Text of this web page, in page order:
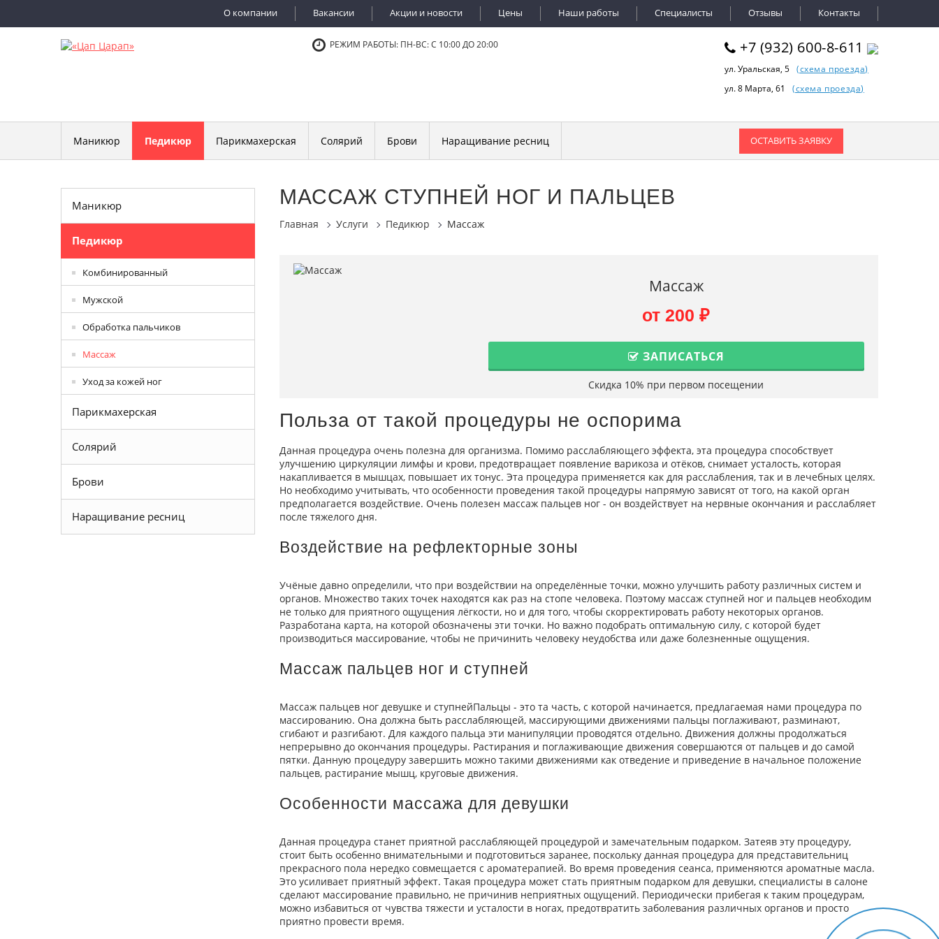
О компании Вакансии Акции и новости Цены Наши работы Специалисты Отзывы Контакты
+7 (932) 600-8-611
ул. Уральская, 5 (схема проезда)
ул. 8 Марта, 61
(схема проезда)
РЕЖИМ РАБОТЫ: ПН-ВС: С 10:00 ДО 20:00
ОСТАВИТЬ ЗАЯВКУ
Маникюр Педикюр Парикмахерская Солярий Брови Наращивание ресниц
МАССАЖ СТУПНЕЙ НОГ И ПАЛЬЦЕВ
Главная Услуги Педикюр Массаж
Массаж
от 200 ₽
ЗАПИСАТЬСЯ
Скидка 10% при первом посещении
Польза от такой процедуры не оспорима
Данная процедура очень полезна для организма. Помимо расслабляющего эффекта, эта процедура способствует
улучшению циркуляции лимфы и крови, предотвращает появление варикоза и отёков, снимает усталость, которая
накапливается в мышцах, повышает их тонус. Эта процедура применяется как для расслабления, так и в лечебных целях.
Но необходимо учитывать, что особенности проведения такой процедуры напрямую зависят от того, на какой орган
предполагается воздействие. Очень полезен массаж пальцев ног - он воздействует на нервные окончания и расслабляет
после тяжелого дня.
Воздействие на рефлекторные зоны
Учёные давно определили, что при воздействии на определённые точки, можно улучшить работу различных систем и
органов. Множество таких точек находятся как раз на стопе человека. Поэтому массаж ступней ног и пальцев необходим
не только для приятного ощущения лёгкости, но и для того, чтобы скорректировать работу некоторых органов.
Разработана карта, на которой обозначены эти точки. Но важно подобрать оптимальную силу, с которой будет
производиться массирование, чтобы не причинить человеку неудобства или даже болезненные ощущения.
Массаж пальцев ног и ступней
Массаж пальцев ног девушке и ступнейПальцы - это та часть, с которой начинается, предлагаемая нами процедура по
массированию. Она должна быть расслабляющей, массирующими движениями пальцы поглаживают, разминают,
сгибают и разгибают. Для каждого пальца эти манипуляции проводятся отдельно. Движения должны продолжаться
непрерывно до окончания процедуры. Растирания и поглаживающие движения совершаются от пальцев и до самой
пятки. Данную процедуру завершить можно такими движениями как отведение и приведение в начальное положение
пальцев, растирание мышц, круговые движения.
Особенности массажа для девушки
Данная процедура станет приятной расслабляющей процедурой и замечательным подарком. Затеяв эту процедуру,
стоит быть особенно внимательными и подготовиться заранее, поскольку данная процедура для представительниц
прекрасного пола нередко совмещается с ароматерапией. Во время проведения сеанса, применяются ароматные масла.
Это усиливает приятный эффект. Такая процедура может стать приятным подарком для девушки, специалисты в салоне
сделают массирование правильно, не причинив неприятных ощущений. Периодически прибегая к таким процедурам,
можно избавиться от чувства тяжести и усталости в ногах, предотвратить заболевания различных органов и просто
приятно провести время.
Маникюр
Педикюр
Комбинированный
Мужской
Обработка пальчиков
Массаж
Уход за кожей ног
Парикмахерская
Солярий
Брови
Наращивание ресниц